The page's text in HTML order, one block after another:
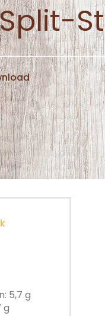
5,7 g
g